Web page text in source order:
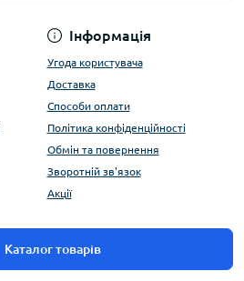
Інформація
Угода користувача
Доставка
Способи оплати
Політика конфіденційності
Обмін та повернення
Зворотній зв'язок
Акції
Каталог товарів